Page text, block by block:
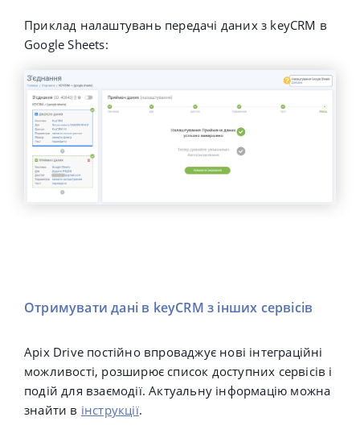
Приклад налаштувань передачі даних з keyCRM в
Google Sheets:
Отримувати дані в keyCRM з інших сервісів
Apix Drive постійно впроваджує нові інтеграційні
можливості, розширює список доступних сервісів і
подій для взаємодії. Актуальну інформацію можна
знайти в інструкції.